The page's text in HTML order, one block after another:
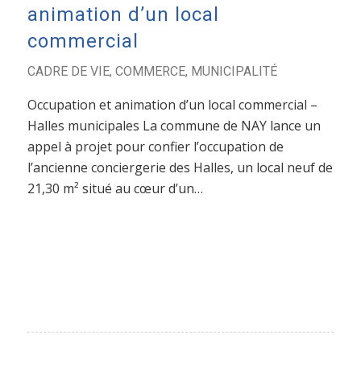
animation d’un local
commercial
CADRE DE VIE, COMMERCE, MUNICIPALITÉ
Occupation et animation d’un local commercial –
Halles municipales La commune de NAY lance un
appel à projet pour confier l’occupation de
l’ancienne conciergerie des Halles, un local neuf de
21,30 m² situé au cœur d’un…